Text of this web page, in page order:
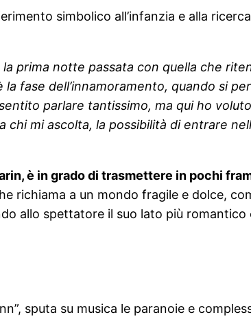
simbolico all’infanzia e alla
prima notte passata con quella che
fase dell’innamoramento, quando si
parlare tantissimo, ma qui ho
chi mi ascolta, la possibilità di entrare
è in grado di trasmettere in pochi
richiama a un mondo fragile e dolce,
allo spettatore il suo lato più
sputa su musica le paranoie e